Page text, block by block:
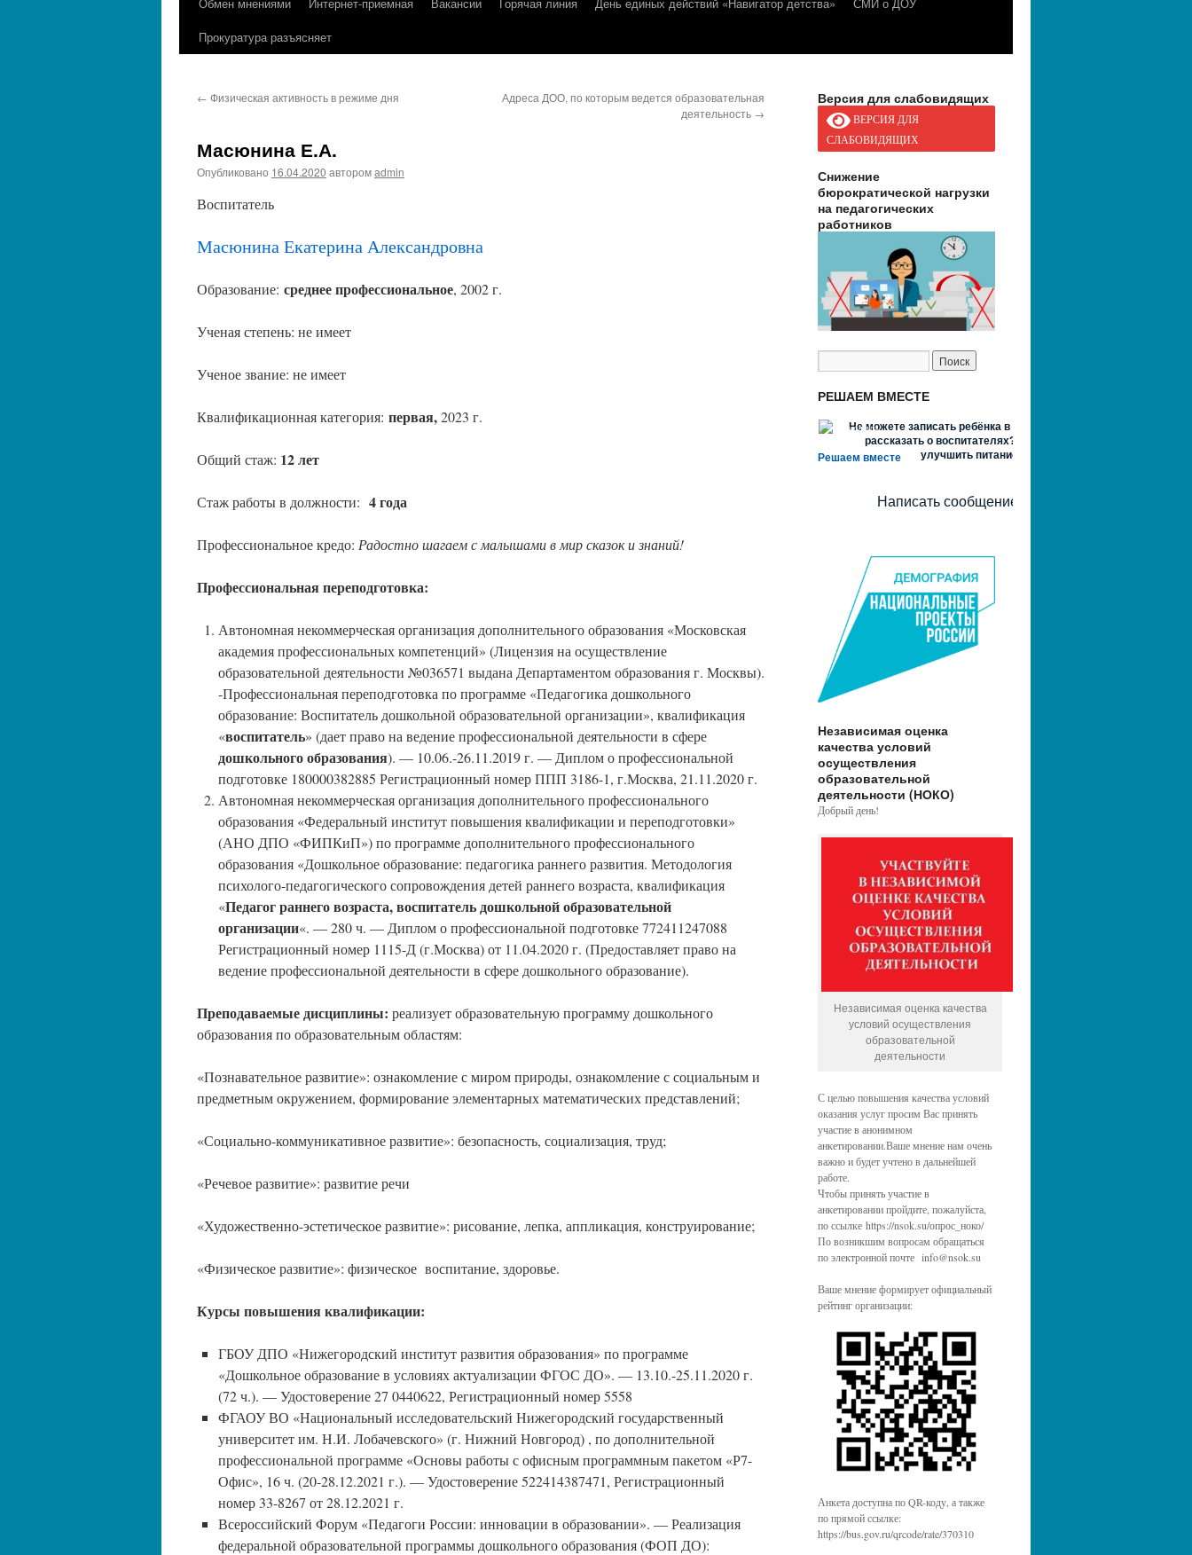
Прокуратура разъясняет
← Физическая активность в режиме дня
Адреса ДОО, по которым ведется образовательная
деятельность →
Масюнина Е.А.
Опубликовано 16.04.2020 авторомadmin
Воспитатель
Масюнина Екатерина Александровна
Образование: среднее профессиональное, 2002 г.
Ученая степень: не имеет
Ученое звание: не имеет
Квалификационная категория: первая,2023 г.
Общий стаж: 12 лет
Стаж работы в должности: 4 года
Профессиональное кредо: Радостно шагаем с малышами в мир сказок и знаний!
Профессиональная переподготовка:
Автономная некоммерческая организация дополнительного образования «Московская
академия профессиональных компетенций» (Лицензия на осуществление
образовательной деятельности №036571 выдана Департаментом образования г. Москвы).
-Профессиональная переподготовка по программе «Педагогика дошкольного
образование: Воспитатель дошкольной образовательной организации», квалификация
«воспитатель» (дает право на ведение профессиональной деятельности в сфере
дошкольного образования). — 10.06.-26.11.2019 г. — Диплом о профессиональной
подготовке 180000382885 Регистрационный номер ППП 3186-1, г.Москва, 21.11.2020 г.
Автономная некоммерческая организация дополнительного профессионального
образования «Федеральный институт повышения квалификации и переподготовки»
(АНО ДПО «ФИПКиП») по программе дополнительного профессионального
образования «Дошкольное образование: педагогика раннего развития. Методология
психолого-педагогического сопровождения детей раннего возраста, квалификация
«Педагог раннего возраста, воспитатель дошкольной образовательной
организации«. — 280 ч. — Диплом о профессиональной подготовке 772411247088
Регистрационный номер 1115-Д (г.Москва) от 11.04.2020 г. (Предоставляет право на
ведение профессиональной деятельности в сфере дошкольного образование).
Преподаваемые дисциплины: реализует образовательную программу дошкольного
образования по образовательным областям:
«Познавательное развитие»: ознакомление с миром природы, ознакомление с социальным и
предметным окружением, формирование элементарных математических представлений;
«Социально-коммуникативное развитие»: безопасность, социализация, труд;
«Речевое развитие»: развитие речи
«Художественно-эстетическое развитие»: рисование, лепка, аппликация, конструирование;
«Физическое развитие»: физическое воспитание, здоровье.
Курсы повышения квалификации:
ГБОУ ДПО «Нижегородский институт развития образования» по программе
«Дошкольное образование в условиях актуализации ФГОС ДО». — 13.10.-25.11.2020 г.
(72 ч.). — Удостоверение 27 0440622, Регистрационный номер 5558
ФГАОУ ВО «Национальный исследовательский Нижегородский государственный
университет им. Н.И. Лобачевского» (г. Нижний Новгород) , по дополнительной
профессиональной программе «Основы работы с офисным программным пакетом «Р7-
Офис», 16 ч. (20-28.12.2021 г.). — Удостоверение 522414387471, Регистрационный
номер 33-8267 от 28.12.2021 г.
Всероссийский Форум «Педагоги России: инновации в образовании». — Реализация
федеральной образовательной программы дошкольного образования (ФОП ДО):
Версия для слабовидящих
ВЕРСИЯ ДЛЯ
СЛАБОВИДЯЩИХ
Снижение
бюрократической нагрузки
на педагогических
работников
РЕШАЕМ ВМЕСТЕ
Решаем вместе
Не можете записать ребёнка в сад? Хотите
рассказать о воспитателях? Знаете, как
улучшить питание и занятия?
Написать сообщение
Независимая оценка
качества условий
осуществления
образовательной
деятельности (НОКО)
Добрый день!
Независимая оценка качества
условий осуществления
образовательной
деятельности
С целью повышения качества условий
оказания услуг просим Вас принять
участие в анонимном
анкетировании.Ваше мнение нам очень
важно и будет учтено в дальнейшей
работе.
Чтобы принять участие в
анкетировании пройдите, пожалуйста,
по ссылке https://nsok.su/опрос_ноко/
По возникшим вопросам обращаться
по электронной почте info@nsok.su
Ваше мнение формирует официальный
рейтинг организации:
Анкета доступна по QR-коду, а также
по прямой ссылке:
https://bus.gov.ru/qrcode/rate/370310